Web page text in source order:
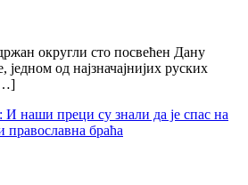
округли сто посвећен Дану
једном од најзначајнијих руских